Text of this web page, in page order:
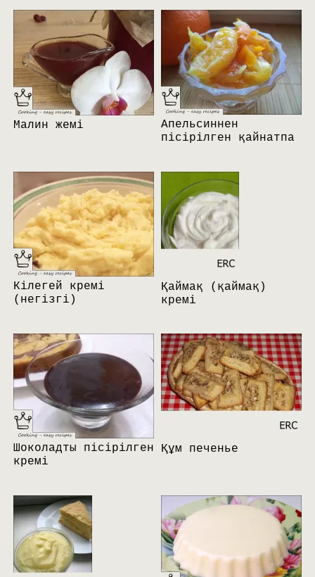
Малин жемі
Апельсиннен
пісірілген қайнатпа
Кілегей кремі
(негізгі)
Қаймақ (қаймақ)
кремі
Шоколадты пісірілген
кремі
Құм печенье